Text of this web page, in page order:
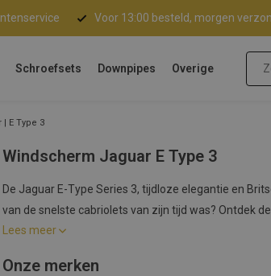
Voor 13:00 besteld, morgen
Schroefsets Downpipes Overige
| E Type 3
Windscherm Jaguar E Type 3
De Jaguar E-Type Series 3, tijdloze elegantie en
van de snelste cabriolets van zijn tijd was? Ontdek
Lees meer
Onze merken